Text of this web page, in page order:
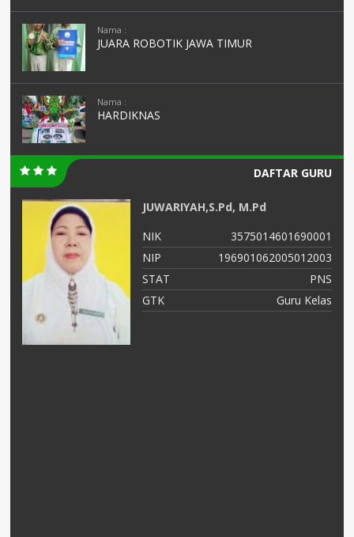
Nama :
JUARA ROBOTIK JAWA TIMUR
Nama :
HARDIKNAS
DAFTAR GURU
JUWARIYAH,S.Pd, M.Pd
NIK
3575014601690001
NIP
196901062005012003
STAT
PNS
GTK
Guru Kelas